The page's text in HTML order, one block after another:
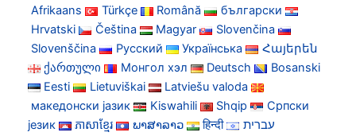
Afrikaans
Türkçe Română
български
Hrvatski
Čeština Magyar
Slovenčina
Slovenščina
Русский Українська
Հայերեն
ქართული
Монгол хэл Deutsch
Bosanski
Eesti
Lietuviškai
Latviešu valoda
македонски јазик
Kiswahili Shqip
Српски
језик
ភាសាខ្មែរ ພາສາລາວ हिन्दी עברית